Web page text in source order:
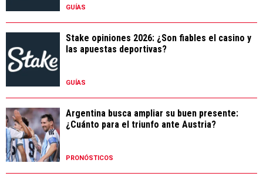
GUÍAS
Stake opiniones 2026: ¿Son fiables el casino y
las apuestas deportivas?
GUÍAS
Argentina busca ampliar su buen presente:
¿Cuánto para el triunfo ante Austria?
PRONÓSTICOS